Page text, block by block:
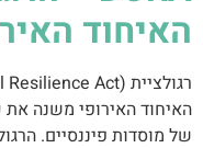
האיחוד
האיחוד האירופי משנה